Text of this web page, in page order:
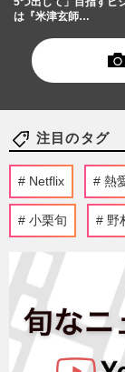
は『米津玄師…
注目のタグ
Netflix 熱
小栗旬 野